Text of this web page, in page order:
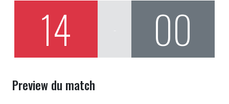
14 00
Preview du match